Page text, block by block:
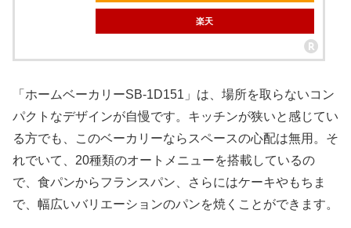
楽天
「ホームベーカリーSB-1D151」は、場所を取らないコン
パクトなデザインが自慢です。キッチンが狭いと感じてい
る方でも、このベーカリーならスペースの心配は無用。そ
れでいて、20種類のオートメニューを搭載しているの
で、食パンからフランスパン、さらにはケーキやもちま
で、幅広いバリエーションのパンを焼くことができます。